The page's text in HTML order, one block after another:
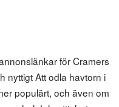
för Cramers
nyttigt Att odla havtorn i
populärt, och även om